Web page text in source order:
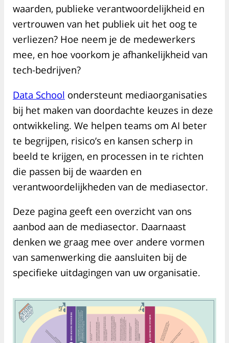
waarden, publieke verantwoordelijkheid en
vertrouwen van het publiek uit het oog te
verliezen? Hoe neem je de medewerkers
mee, en hoe voorkom je afhankelijkheid van
tech-bedrijven?
Data School ondersteunt mediaorganisaties
bij het maken van doordachte keuzes in deze
ontwikkeling. We helpen teams om AI beter
te begrijpen, risico’s en kansen scherp in
beeld te krijgen, en processen in te richten
die passen bij de waarden en
verantwoordelijkheden van de mediasector.
Deze pagina geeft een overzicht van ons
aanbod aan de mediasector. Daarnaast
denken we graag mee over andere vormen
van samenwerking die aansluiten bij de
specifieke uitdagingen van uw organisatie.